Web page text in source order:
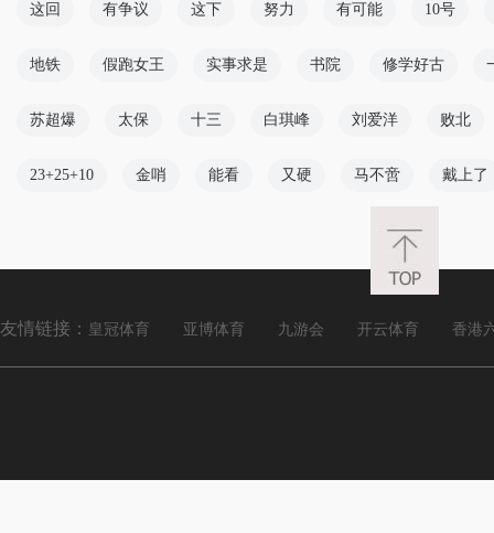
这回 有争议 这下 努力 有可能 10号
地铁 假跑女王 实事求是 书院 修学好古
苏超爆 太保 十三 白琪峰 刘爱洋 败北
23+25+10 金哨 能看 又硬 马不啻 戴上了
友情链接： 皇冠体育 亚博体育 九游会 开云体育 香港